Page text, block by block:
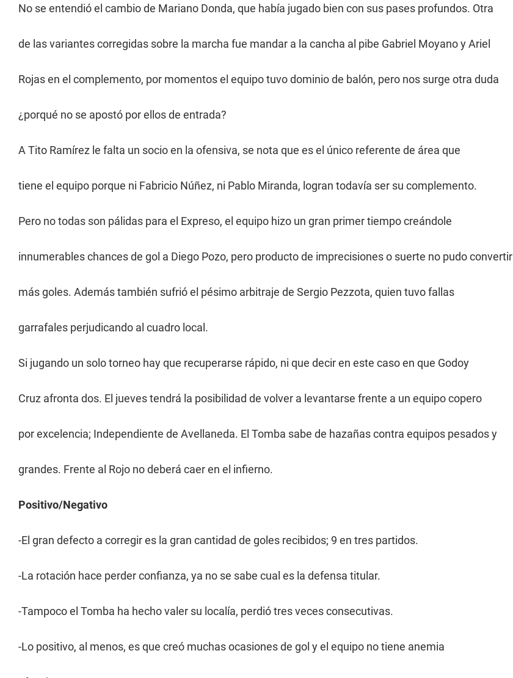
No se entendió el cambio de Mariano Donda, que había jugado bien con sus pases profundos. Otra
de las variantes corregidas sobre la marcha fue mandar a la cancha al pibe Gabriel Moyano y Ariel
Rojas en el complemento, por momentos el equipo tuvo dominio de balón, pero nos surge otra duda
¿porqué no se apostó por ellos de entrada?
A Tito Ramírez le falta un socio en la ofensiva, se nota que es el único referente de área que
tiene el equipo porque ni Fabricio Núñez, ni Pablo Miranda, logran todavía ser su complemento.
Pero no todas son pálidas para el Expreso, el equipo hizo un gran primer tiempo creándole
innumerables chances de gol a Diego Pozo, pero producto de imprecisiones o suerte no pudo convertir
más goles. Además también sufrió el pésimo arbitraje de Sergio Pezzota, quien tuvo fallas
garrafales perjudicando al cuadro local.
Si jugando un solo torneo hay que recuperarse rápido, ni que decir en este caso en que Godoy
Cruz afronta dos. El jueves tendrá la posibilidad de volver a levantarse frente a un equipo copero
por excelencia; Independiente de Avellaneda. El Tomba sabe de hazañas contra equipos pesados y
grandes. Frente al Rojo no deberá caer en el infierno.
Positivo/Negativo
-El gran defecto a corregir es la gran cantidad de goles recibidos; 9 en tres partidos.
-La rotación hace perder confianza, ya no se sabe cual es la defensa titular.
-Tampoco el Tomba ha hecho valer su localía, perdió tres veces consecutivas.
-Lo positivo, al menos, es que creó muchas ocasiones de gol y el equipo no tiene anemia